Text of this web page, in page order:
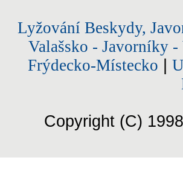
Lyžování Beskydy,
Valašsko - Javorníky
Frýdecko-Místecko
Copyright (C)